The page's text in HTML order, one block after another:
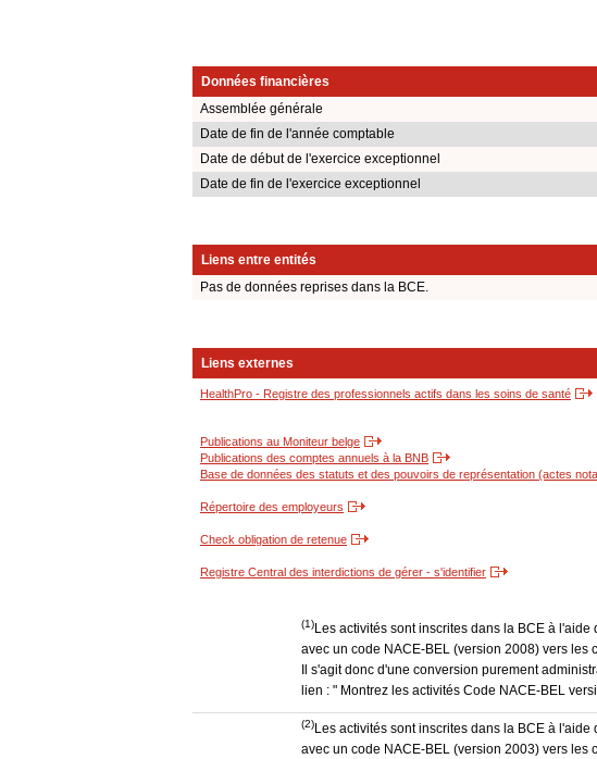
Données financières
Assemblée générale
Date de fin de l'année comptable
Date de début de l'exercice exceptionnel
Date de fin de l'exercice exceptionnel
Liens entre entités
Pas de données reprises dans la BCE.
Liens externes
HealthPro - Registre des professionnels actifs dans les soins de santé
Publications au Moniteur belge
Publications des comptes annuels à la BNB
Base de données des statuts et des pouvoirs de représentation (actes
Répertoire des employeurs
Check obligation de retenue
Registre Central des interdictions de gérer - s'identifier
(1)Les activités sont inscrites dans la BCE à
avec un code NACE-BEL (version 2008) vers
Il s'agit donc d'une conversion purement
lien : " Montrez les activités Code NACE-BEL
(2)Les activités sont inscrites dans la BCE à
avec un code NACE-BEL (version 2003) vers